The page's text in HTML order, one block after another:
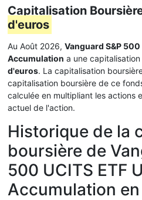
Capitalisation
d'euros
Au Août 2026, Vanguard S&P 500
Accumulation a une
d'euros. La capitalisation
capitalisation boursière de ce
calculée en multipliant les actions
actuel de l'action.
Historique de la
boursière de
500 UCITS ETF
Accumulation